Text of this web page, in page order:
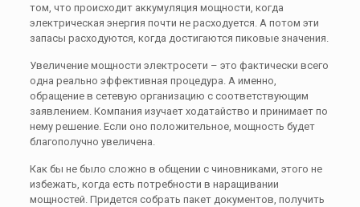
том, что происходит аккумуляция мощности, когда
электрическая энергия почти не расходуется. А потом эти
запасы расходуются, когда достигаются пиковые значения.
Увеличение мощности электросети – это фактически всего
одна реально эффективная процедура. А именно,
обращение в сетевую организацию с соответствующим
заявлением. Компания изучает ходатайство и принимает по
нему решение. Если оно положительное, мощность будет
благополучно увеличена.
Как бы не было сложно в общении с чиновниками, этого не
избежать, когда есть потребности в наращивании
мощностей. Придется собрать пакет документов, получить